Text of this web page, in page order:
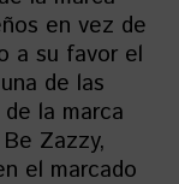
en vez de
a su favor el
de las
la marca
Zazzy,
el marcado